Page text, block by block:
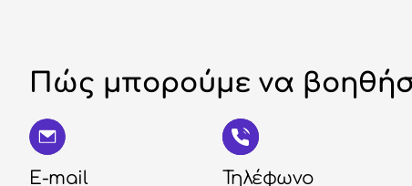
Πώς μπορούμε να
E-mail Τηλέφωνο